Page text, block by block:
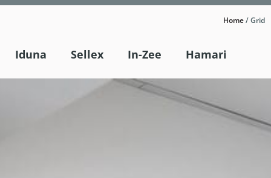
Home/Grid
Iduna Sellex In-Zee Hamari